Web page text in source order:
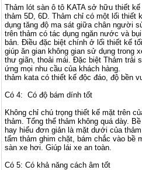
Thảm lót sàn ô tô KATA sở hữu thiết
thảm 5D, 6D. Thảm chỉ có một lối thiết
dụng tăng độ ma sát giữa chân người
trên thảm có tác dụng ngăn nước và
bản. Điều đặc biệt chính ở lối thiết kế
giúp ăn gian không gian sử dụng trong
thư giãn, thoải mái. Đặc biệt Thảm trải
ứng mọi nhu cầu của khách hàng.
thảm kata có thiết kế độc đáo, độ bền
Có 4: Có độ bám dính tốt
Không chỉ chú trọng thiết kế mặt trên
thảm. Tổng thể thảm không quá dày.
hay hiểu đơn giản là mặt dưới của
tấm thảm ghim chặt, bám chắc vào bề
sàn xe hơi. Giúp lái xe an toàn.
Có 5: Có khả năng cách âm tốt